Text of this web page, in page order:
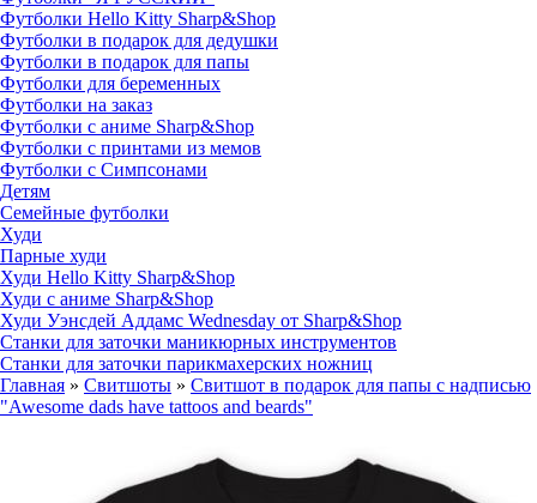
Футболки Hello Kitty Sharp&Shop
Футболки в подарок для дедушки
Футболки в подарок для папы
Футболки для беременных
Футболки на заказ
Футболки с аниме Sharp&Shop
Футболки с принтами из мемов
Футболки с Симпсонами
Детям
Семейные футболки
Худи
Парные худи
Худи Hello Kitty Sharp&Shop
Худи с аниме Sharp&Shop
Худи Уэнсдей Аддамс Wednesday от Sharp&Shop
Станки для заточки маникюрных инструментов
Станки для заточки парикмахерских ножниц
Главная » Свитшоты » Свитшот в подарок для папы с надписью
"Awesome dads have tattoos and beards"